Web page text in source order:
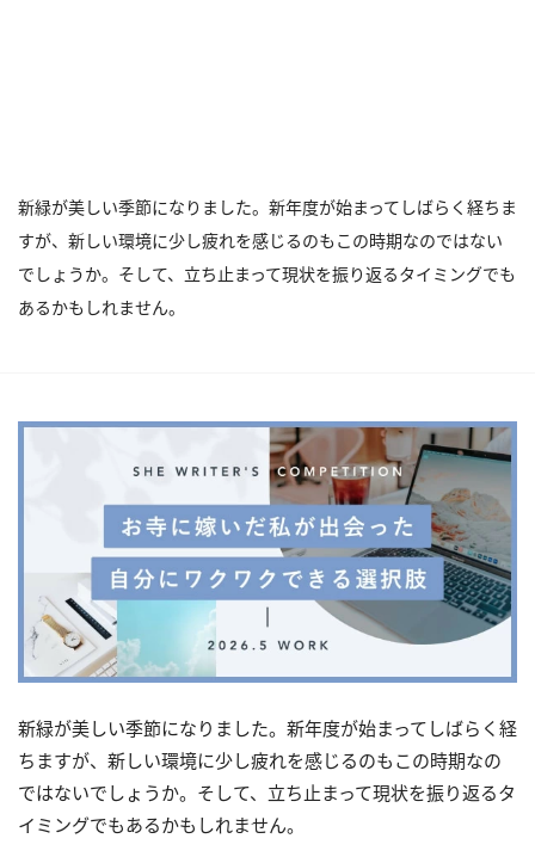
新緑が美しい季節になりました。新年度が始まってしばらく経ちま
すが、新しい環境に少し疲れを感じるのもこの時期なのではない
でしょうか。そして、立ち止まって現状を振り返るタイミングでも
あるかもしれません。
新緑が美しい季節になりました。新年度が始まってしばらく経
ちますが、新しい環境に少し疲れを感じるのもこの時期なの
ではないでしょうか。そして、立ち止まって現状を振り返るタ
イミングでもあるかもしれません。